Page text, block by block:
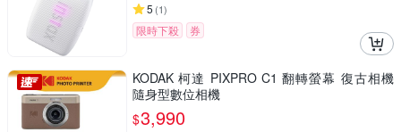
5 (1)
限時下殺 券
KODAK 柯達 PIXPRO C1 翻轉螢幕 復古相機
隨身型數位相機
$3,990